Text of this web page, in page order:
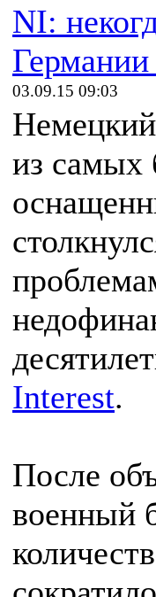
NI:
Германии
03.09.15 09:03
из самых
Interest.
После
военный